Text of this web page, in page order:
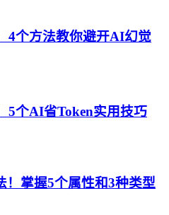
4个方法教你避开AI幻觉
5个AI省Token实用技巧
！掌握5个属性和3种类型